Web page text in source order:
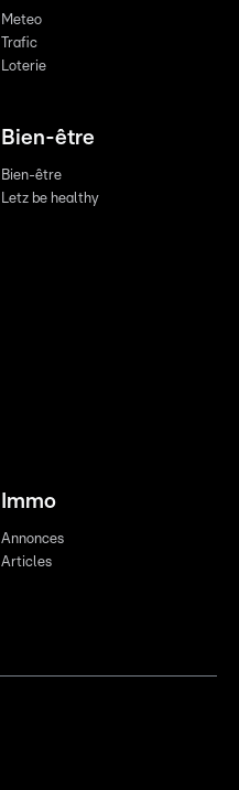
Meteo
Trafic
Loterie
Bien-être
Bien-être
Letz be healthy
Immo
Annonces
Articles